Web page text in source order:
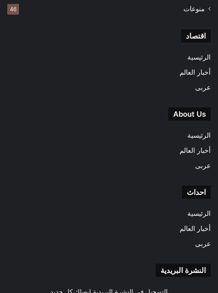
منوعات 46
اقتصاد
الرئيسية
أخبار العالم
عربى
About Us
الرئيسية
أخبار العالم
عربى
احداث
الرئيسية
أخبار العالم
عربى
النشرة البريدية
التسجيل فى النشرة البريدية ليصلك كل جديد